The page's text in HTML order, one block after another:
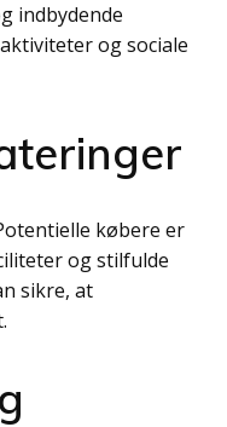
indbydende
og sociale
købere er
og stilfulde
sikre, at